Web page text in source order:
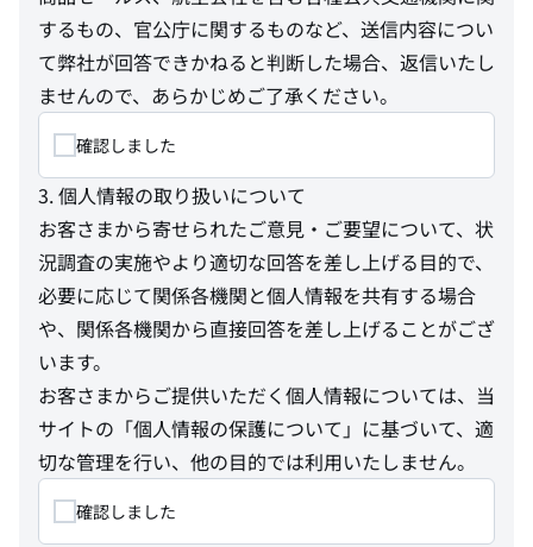
するもの、官公庁に関するものなど、送信内容につい
て弊社が回答できかねると判断した場合、返信いたし
ませんので、あらかじめご了承ください。
確認しました
3. 個人情報の取り扱いについて
お客さまから寄せられたご意見・ご要望について、状
況調査の実施やより適切な回答を差し上げる目的で、
必要に応じて関係各機関と個人情報を共有する場合
や、関係各機関から直接回答を差し上げることがござ
います。
お客さまからご提供いただく個人情報については、当
サイトの 「個人情報の保護について」 に基づいて、適
切な管理を行い、他の目的では利用いたしません。
確認しました